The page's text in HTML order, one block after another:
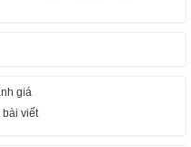
giá
bài viết